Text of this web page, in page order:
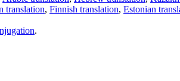
translation, Finnish translation, Estonian
.